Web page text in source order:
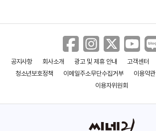
박해천
공지사항 회사소개 광고 및 제휴 안내 고객센터
청소년보호정책
이메일주소무단수집거부 이용약관
이용자위원회